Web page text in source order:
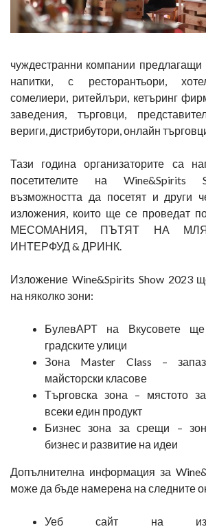
чуждестранни компании предлагащи
напитки, с ресторантьори,
сомелиери, ритейлъри, кетъринг
заведения, търговци,
вериги, дистрибутори, онлайн
Тази година организаторите са
посетителите на
възможността да посетят и други
изложения, които ще се проведат
МЕСОМАНИЯ, ПЪТЯТ НА
ИНТЕРФУД & ДРИНК.
Изложение Wine&Spirits Show 2023
на няколко зони:
БулевАРТ на Вкусовете
градските улици
Зона Master Class –
майсторски класове
Търговска зона – мястото
всеки един продукт
Бизнес зона за срещи –
бизнес и развитие на идеи
Допълнителна информация за
може да бъде намерена на следните
Уеб сайт на